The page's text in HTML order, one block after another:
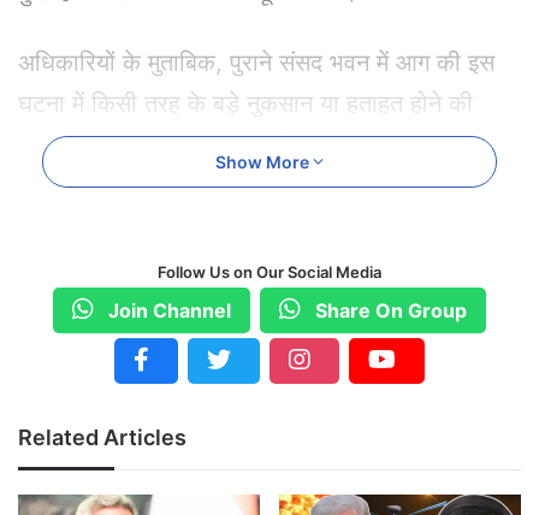
अधिकारियों के मुताबिक, पुराने संसद भवन में आग की इस
घटना में किसी तरह के बड़े नुकसान या हताहत होने की
खबर नहीं है। सुरक्षा एजेंसियां मौके पर पहुंचकर हालात का
जायजा ले रही हैं और आगे की जांच की जा रही है।
जाता है, देश के लोकतांत्रिक इतिहास का एक महत्वपूर्ण
प्रतीक रहा है। करीब 96 वर्षों तक यह भारत की संसद का
मुख्यालय रहा और इसी भवन में भारतीय संविधान का निर्माण
साल 2023 में नए संसद भवन के उद्घाटन के बाद इस
Show More
Follow Us on Our Social Media
Join Channel Share On Group
Related Articles